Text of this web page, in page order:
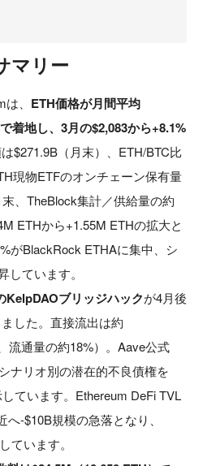
マリー
、 ETH価格が月間平均
着地し、3月の$2,083から+8.1%
$271.9B（月末）、ETH/BTC比
現物ETFのオンチェーン保有量
、TheBlock集計／供給量の約
ETHから+1.55M ETHの拡大と
がBlackRock ETHAに集中、シ
ています。
KelpDAOブリッジハックが4月後
した。直接流出は約
流通量の約18%）。Aave公式
ナリオ別の潜在的不良債権を
ています。Ethereum DeFi TVL
-$10B規模の急落となり、
ています。